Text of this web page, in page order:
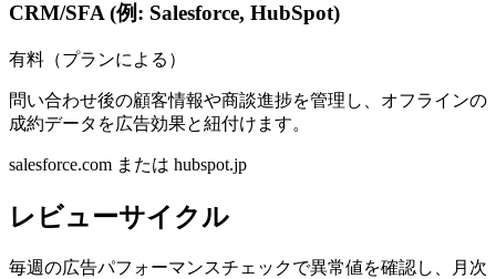
CRM/SFA (例: Salesforce, HubSpot)
有料（プランによる）
問い合わせ後の顧客情報や商談進捗を管理し、オフラインの
成約データを広告効果と紐付けます。
salesforce.com または hubspot.jp
レビューサイクル
毎週の広告パフォーマンスチェックで異常値を確認し、月次